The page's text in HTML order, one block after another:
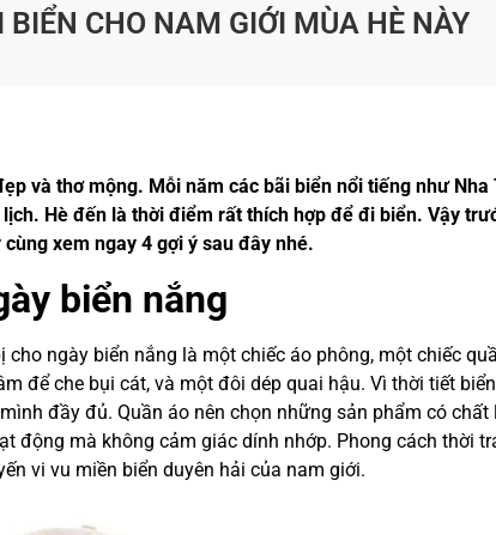
CHO NAM GIỚI MÙA HÈ NÀY
và thơ mộng. Mỗi năm các bãi biển nổi tiếng như
Hè đến là thời điểm rất thích hợp để đi biển. Vậy
xem ngay 4 gợi ý sau đây nhé.
biển nắng
ngày biển nắng là một chiếc áo phông, một chiếc
để che bụi cát, và một đôi dép quai hậu. Vì thời tiết
đầy đủ. Quần áo nên chọn những sản phẩm có chất
động mà không cảm giác dính nhớp. Phong cách thời
vi vu miền biển duyên hải của nam giới.